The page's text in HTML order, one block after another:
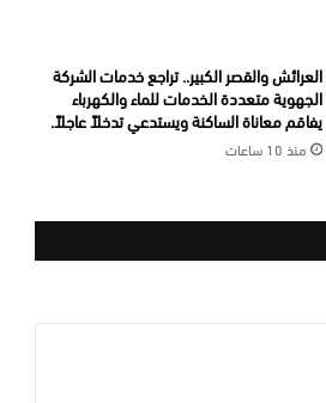
العرائش والقصر الكبير.. تراجع خدمات الشركة
الجهوية متعددة الخدمات للماء والكهرباء
يفاقم معاناة الساكنة ويستدعي تدخلاً عاجلاً.
منذ 10 ساعات